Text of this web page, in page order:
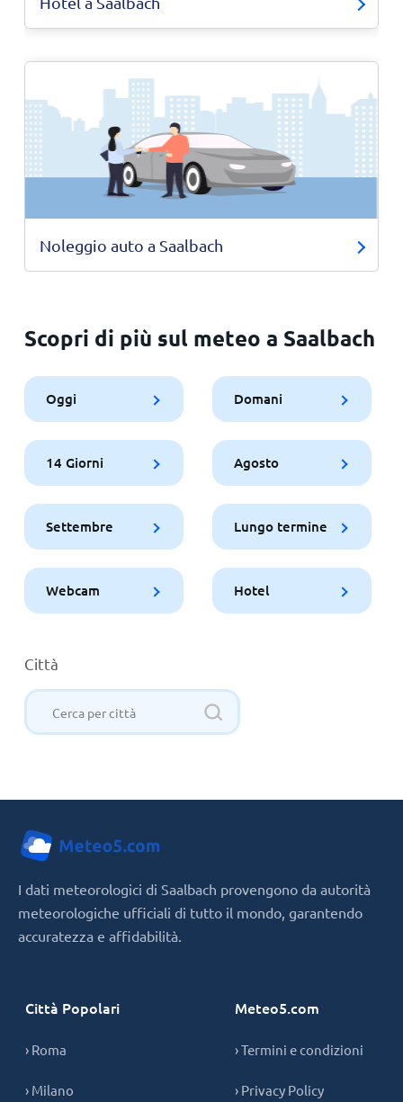
Noleggio auto a Saalbach
Scopri di più sul meteo a Saalbach
Oggi Domani
14 Giorni Agosto
Settembre Lungo termine
Webcam Hotel
Città
I dati meteorologici di Saalbach provengono da autorità
meteorologiche ufficiali di tutto il mondo, garantendo
accuratezza e affidabilità.
Città Popolari
› Roma
› Milano
Meteo5.com
› Termini e condizioni
› Privacy Policy